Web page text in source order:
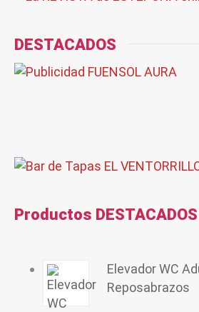
DESTACADOS
Productos DESTACADOS
Elevador WC
Reposabrazos